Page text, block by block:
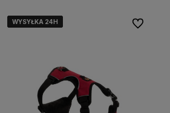
WYSYŁKA 24H
WYSYŁKA 24H
WYSYŁKA 24H
WYSYŁKA 24H Do